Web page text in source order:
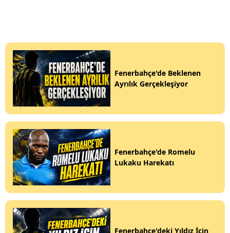
Fenerbahçe'de Beklenen
Ayrılık Gerçekleşiyor
Fenerbahçe'de Romelu
Lukaku Harekatı
Fenerbahçe'deki Yıldız İçin